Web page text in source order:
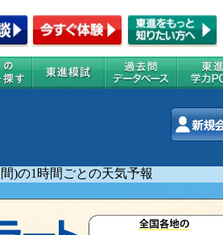
)の1時間ごとの天気予報